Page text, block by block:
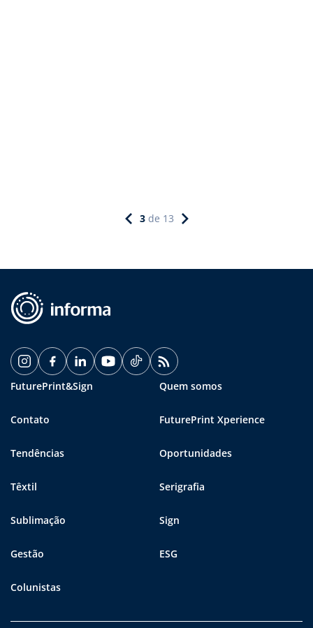
3 de 13
FuturePrint&Sign Quem somos
Contato FuturePrint Xperience
Tendências Oportunidades
Têxtil Serigrafia
Sublimação Sign
Gestão ESG
Colunistas